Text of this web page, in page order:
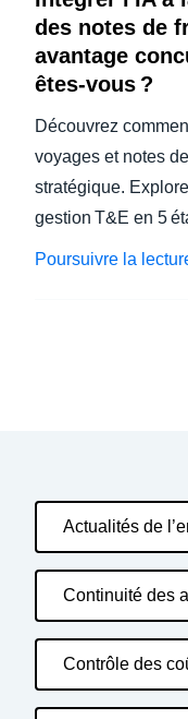
des notes de
avantage
êtes-vous ?
Découvrez
voyages et notes
stratégique.
gestion T&E en 5
Poursuivre la
Actualités de
Continuité des
Contrôle des